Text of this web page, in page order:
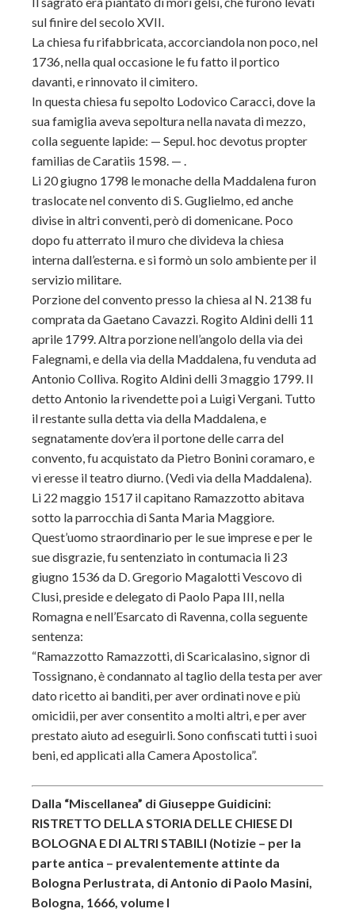
sul finire del secolo XVII.
La chiesa fu rifabbricata, accorciandola non poco, nel
1736, nella qual occasione le fu fatto il portico
davanti, e rinnovato il cimitero.
In questa chiesa fu sepolto Lodovico Caracci, dove la
sua famiglia aveva sepoltura nella navata di mezzo,
colla seguente lapide: — Sepul. hoc devotus propter
familias de Caratiis 1598. — .
Li 20 giugno 1798 le monache della Maddalena furon
traslocate nel convento di S. Guglielmo, ed anche
divise in altri conventi, però di domenicane. Poco
dopo fu atterrato il muro che divideva la chiesa
interna dall’esterna. e si formò un solo ambiente per il
servizio militare.
Porzione del convento presso la chiesa al N. 2138 fu
comprata da Gaetano Cavazzi. Rogito Aldini delli 11
aprile 1799. Altra porzione nell’angolo della via dei
Falegnami, e della via della Maddalena, fu venduta ad
Antonio Colliva. Rogito Aldini delli 3 maggio 1799. Il
detto Antonio la rivendette poi a Luigi Vergani. Tutto
il restante sulla detta via della Maddalena, e
segnatamente dov’era il portone delle carra del
convento, fu acquistato da Pietro Bonini coramaro, e
vi eresse il teatro diurno. (Vedi via della Maddalena).
Li 22 maggio 1517 il capitano Ramazzotto abitava
sotto la parrocchia di Santa Maria Maggiore.
Quest’uomo straordinario per le sue imprese e per le
sue disgrazie, fu sentenziato in contumacia li 23
giugno 1536 da D. Gregorio Magalotti Vescovo di
Clusi, preside e delegato di Paolo Papa III, nella
Romagna e nell’Esarcato di Ravenna, colla seguente
sentenza:
“Ramazzotto Ramazzotti, di Scaricalasino, signor di
Tossignano, è condannato al taglio della testa per aver
dato ricetto ai banditi, per aver ordinati nove e più
omicidii, per aver consentito a molti altri, e per aver
prestato aiuto ad eseguirli. Sono confiscati tutti i suoi
beni, ed applicati alla Camera Apostolica”.
Dalla “Miscellanea” di Giuseppe Guidicini:
RISTRETTO DELLA STORIA DELLE CHIESE DI
BOLOGNA E DI ALTRI STABILI (Notizie – per la
parte antica – prevalentemente attinte da
Bologna Perlustrata, di Antonio di Paolo Masini,
Bologna, 1666, volume I